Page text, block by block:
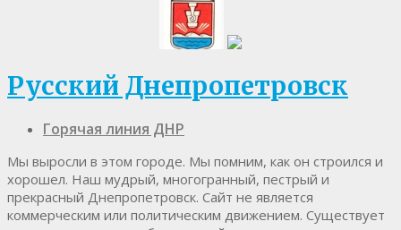
Русский Днепропетровск
Горячая линия ДНР
Мы выросли в этом городе. Мы помним, как он строился и
хорошел. Наш мудрый, многогранный, пестрый и
прекрасный Днепропетровск. Cайт не является
коммерческим или политическим движением. Существует